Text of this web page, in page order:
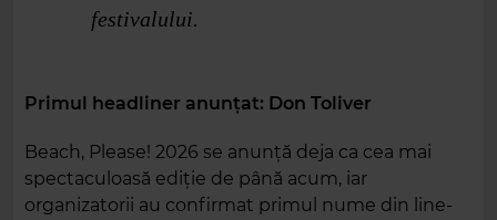
festivalului.
Primul headliner anunțat: Don Toliver
Beach, Please! 2026 se anunță deja ca cea mai
spectaculoasă ediție de până acum, iar
organizatorii au confirmat primul nume din line-